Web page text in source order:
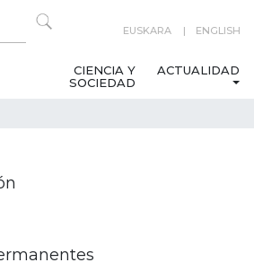
EUSKARA ENGLISH
CIENCIA Y
SOCIEDAD
ACTUALIDAD